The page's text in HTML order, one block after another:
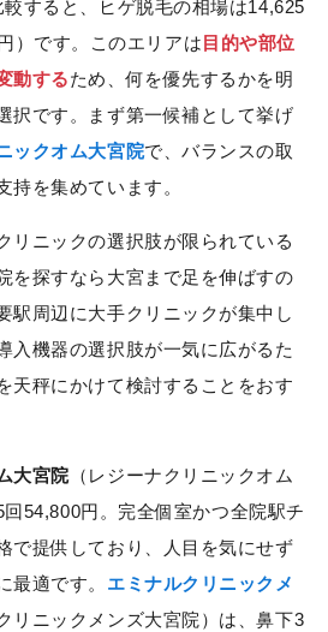
すると、ヒゲ脱毛の相場は14,625
）です。このエリアは 目的や部位
動するため、何を優先するかを明
択です。まず第一候補として挙げ
ックオム大宮院で、バランスの取
持を集めています。
リニックの選択肢が限られている
を探すなら大宮まで足を伸ばすの
駅周辺に大手クリニックが集中し
入機器の選択肢が一気に広がるた
天秤にかけて検討することをおす
大宮院（レジーナクリニックオム
54,800円。完全個室かつ全院駅チ
で提供しており、人目を気にせず
最適です。 エミナルクリニックメ
リニックメンズ大宮院）は、鼻下3